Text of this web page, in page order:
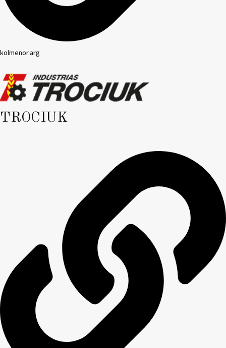
kolmenor.arg
TROCIUK